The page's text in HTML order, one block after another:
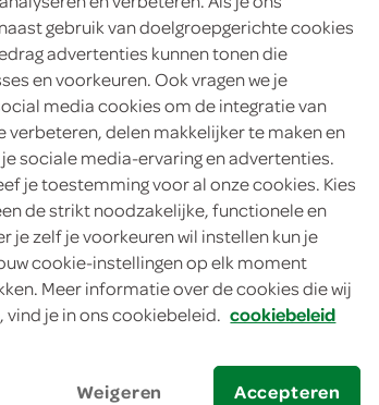
aanbiedingen zijn niet zichtbaar bij de
in de winkelmand.
gebruik van doelgroepgerichte cookies
advertenties kunnen tonen die
en voorkeuren. Ook vragen we je
media cookies om de integratie van
delen makkelijker te maken en
sociale media-ervaring en advertenties.
je toestemming voor al onze cookies. Kies
de strikt noodzakelijke, functionele en
je zelf je voorkeuren wil instellen kun je
cookie-instellingen op elk moment
Meer informatie over de cookies die wij
vind je in ons cookiebeleid. cookiebeleid
Weigeren Accepteren